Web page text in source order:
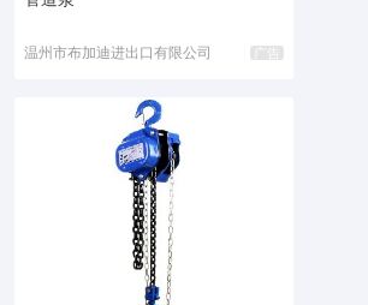
温州市布加迪进出口有限公司 广告